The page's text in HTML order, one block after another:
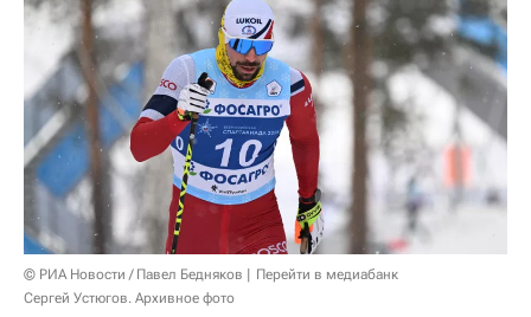
© РИА Новости / Павел Бедняков
Перейти в медиабанк
Сергей Устюгов. Архивное фото